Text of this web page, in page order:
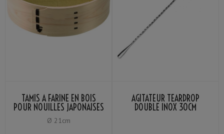
TAMIS À FARINE EN BOIS
POUR NOUILLES JAPONAISES
MAILLE LAITON 60
Ø 21cm
AGITATEUR TEARDROP
DOUBLE INOX 30CM